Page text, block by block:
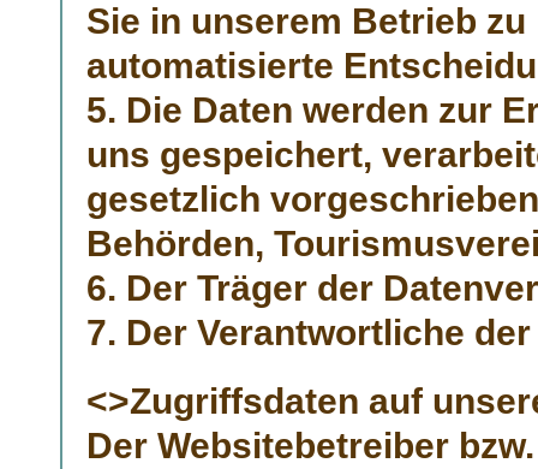
Sie in unserem Betrieb
automatisierte
5. Die Daten werden zur
uns gespeichert,
gesetzlich
Behörden,
6. Der Träger der
7. Der Verantwortliche
<>Zugriffsdaten auf
Der Websitebetreiber